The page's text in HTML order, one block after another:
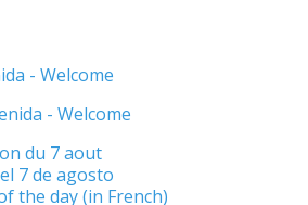
- Welcome
du 7 aout
7 de agosto
the day (in French)